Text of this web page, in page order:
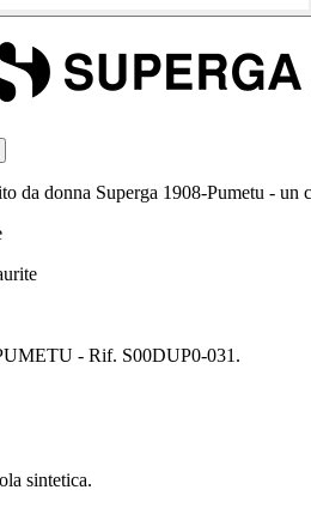
da donna Superga 1908-Pumetu - un
- Rif. S00DUP0-031.
sintetica.